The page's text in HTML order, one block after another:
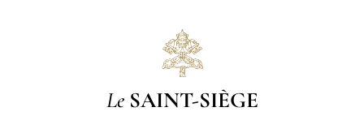
Le SAINT-SIÈGE